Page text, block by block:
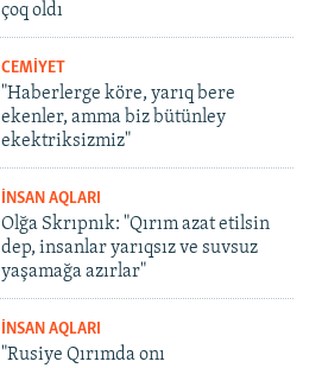
çoq oldı
CEMİYET
"Haberlerge köre, yarıq bere
ekenler, amma biz bütünley
ekektriksizmiz"
İNSAN AQLARI
Olğa Skrıpnık: "Qırım azat etilsin
dep, insanlar yarıqsız ve suvsuz
yaşamağa azırlar"
İNSAN AQLARI
"Rusiye Qırımda onı